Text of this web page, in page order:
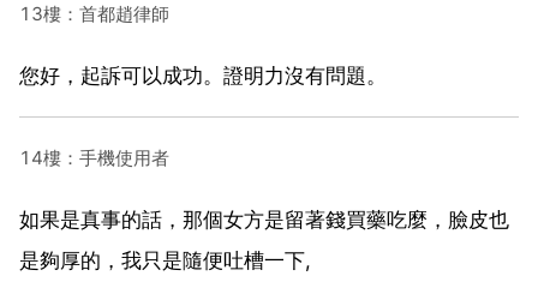
13樓：首都趙律師
您好，起訴可以成功。證明力沒有問題。
14樓：手機使用者
如果是真事的話，那個女方是留著錢買藥吃麼，臉皮也
是夠厚的，我只是隨便吐槽一下,